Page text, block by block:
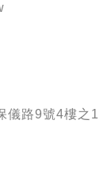
儀路9號4樓之1